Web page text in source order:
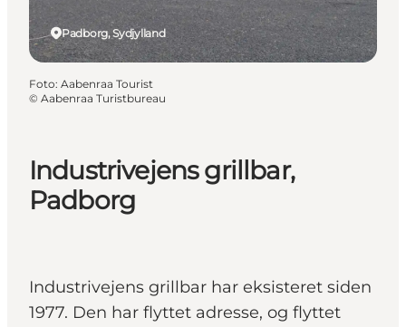
Industrivejens grillbar,
Padborg
Industrivejens grillbar har eksisteret siden
1977. Den har flyttet adresse, og flyttet
Padborg, Sydjylland
Foto: Aabenraa Tourist
© Aabenraa Turistbureau